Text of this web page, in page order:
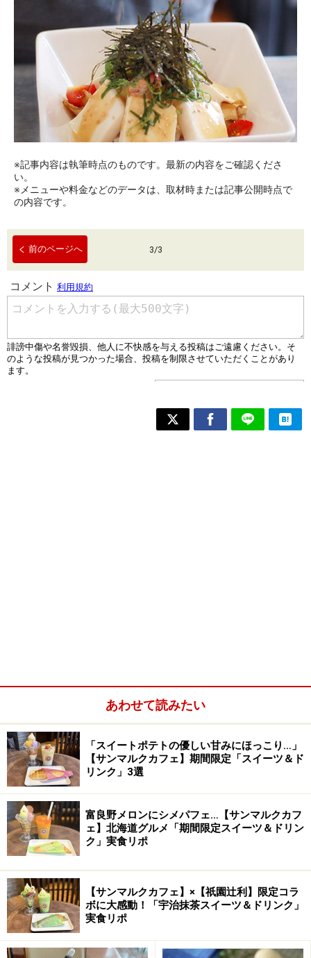
※記事内容は執筆時点のものです。最新の内容をご確認くださ
い。
※メニューや料金などのデータは、取材時または記事公開時点で
の内容です。
前のページへ 3/3
あわせて読みたい
「スイートポテトの優しい甘みにほっこり…」
【サンマルクカフェ】期間限定「スイーツ＆ド
リンク」3選
富良野メロンにシメパフェ…【サンマルクカフ
ェ】北海道グルメ「期間限定スイーツ＆ドリン
ク」実食リポ
【サンマルクカフェ】×【祇園辻利】限定コラ
ボに大感動！「宇治抹茶スイーツ＆ドリンク」
実食リポ